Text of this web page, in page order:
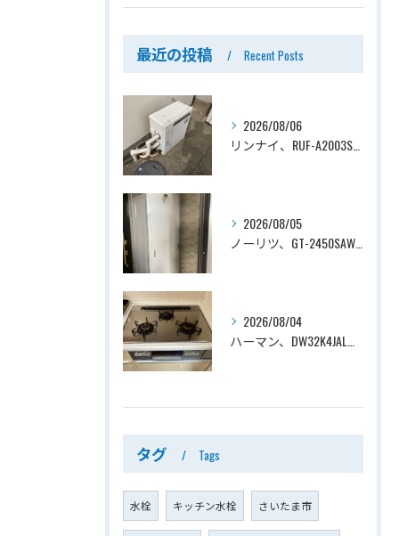
最近の投稿 Recent Posts
2026/08/06
リンナイ、RUF-A2003SAG(A)→ノーリツ、GT-C2072SAR-1 BL、20号、エコジョーズ、オート、屋外据置型、給湯器交換工事ー埼玉県上尾市平塚
2026/08/05
ノーリツ、GT-2450SAWX-TB→ノーリツ、GT-2470SAW-TB-1 BL 、24号、オート、PS扉内後方排気、給湯器交換工事ー埼玉県さいたま市南区鹿手袋
2026/08/04
ハーマン、DW32K4JAL→ノーリツ、N3WV6RWTP2SI、ファミ、つやめきガラストップ、天板幅60cmタイプ、ビルトインコンロ交換工事ー埼玉県さいたま市西区宮前町
タグ Tags
水栓 キッチン水栓 さいたま市